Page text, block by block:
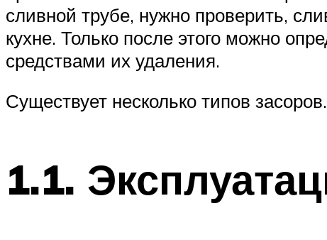
сливной трубе, нужно проверить,
кухне. Только после этого можно
средствами их удаления.
Существует несколько типов засоров.
1.1.